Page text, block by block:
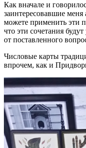
Как вначале и
заинтересовавшие меня
можете применить эти
что эти сочетания
от поставленного
Числовые карты
впрочем, как и